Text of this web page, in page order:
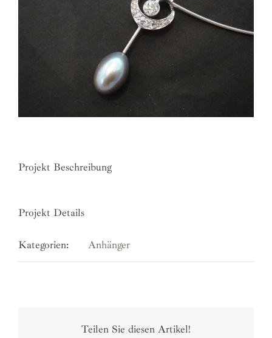
Projekt Beschreibung
Projekt Details
Kategorien: Anhänger
Teilen Sie diesen Artikel!